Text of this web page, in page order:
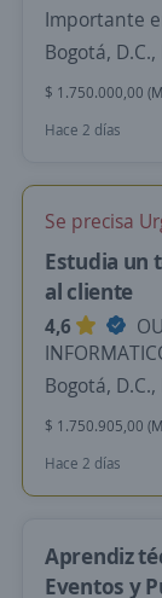
Importante
Bogotá,
$ 1.750.000,00
Hace 2 días
Se precisa
Estudia un
al cliente
4,6
Bogotá,
$ 1.750.905,00
Hace 2 días
Aprendiz
Eventos y